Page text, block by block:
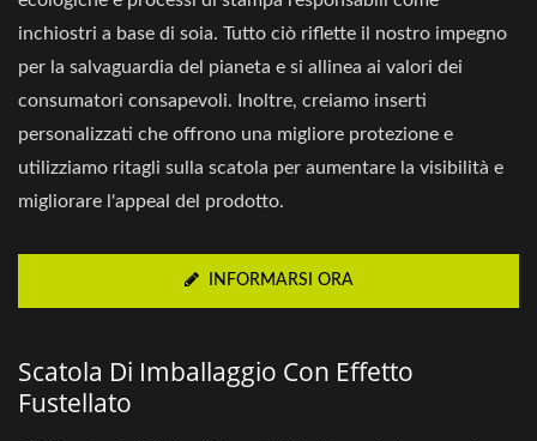
inchiostri a base di soia. Tutto ciò riflette il nostro impegno
per la salvaguardia del pianeta e si allinea ai valori dei
consumatori consapevoli. Inoltre, creiamo inserti
personalizzati che offrono una migliore protezione e
utilizziamo ritagli sulla scatola per aumentare la visibilità e
migliorare l'appeal del prodotto.
INFORMARSI ORA
Scatola Di Imballaggio Con Effetto
Fustellato